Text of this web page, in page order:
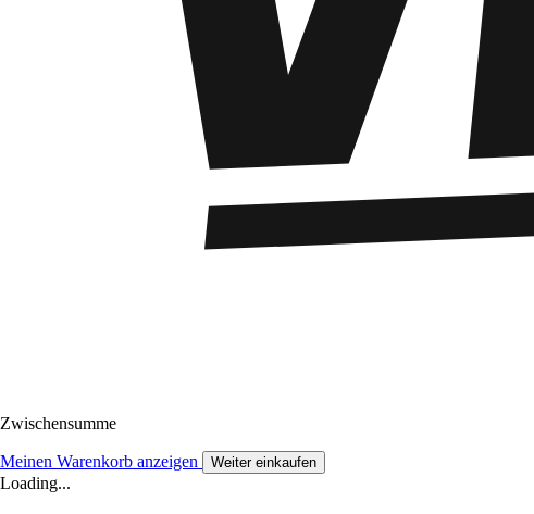
Zwischensumme
Meinen Warenkorb anzeigen Weiter einkaufen
Loading...